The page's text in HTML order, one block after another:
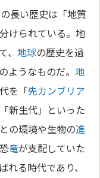
長い歴史は「地質
けられている。地
、地球の歴史を過
のようなものだ。地
を「先カンブリア
新生代」といった
の環境や生物の進
竜が支配していた
れる時代であり、